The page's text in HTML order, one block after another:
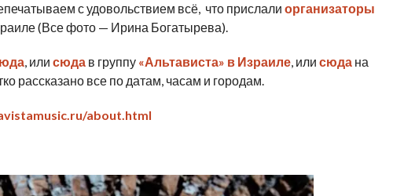
с удовольствием всё, что прислали организаторы
(Все фото — Ирина Богатырева).
, или сюдав группу «Альтависта» в Израиле, или сюдана
рассказано все по датам, часам и городам.
about.html